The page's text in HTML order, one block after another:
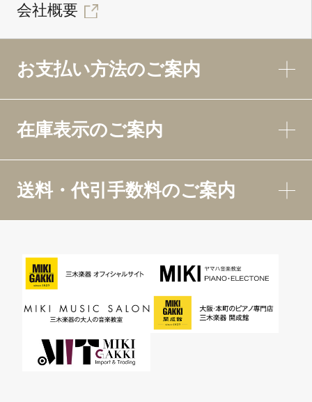
会社概要
お支払い方法のご案内
在庫表示のご案内
送料・代引手数料のご案内